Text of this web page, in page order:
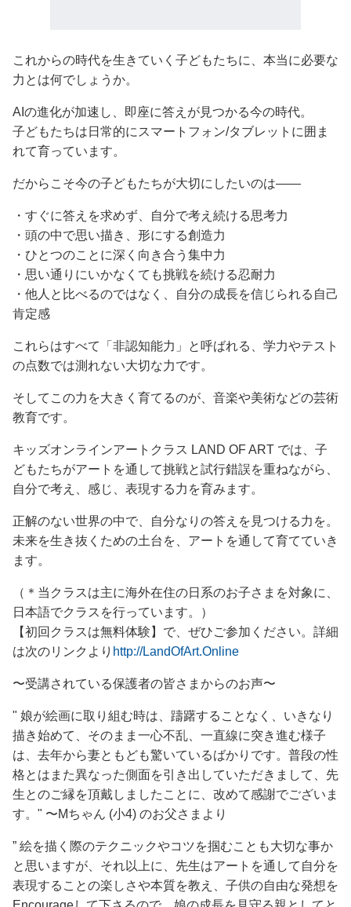
これからの時代を生きていく子どもたちに、本当に必要な
力とは何でしょうか。
AIの進化が加速し、即座に答えが見つかる今の時代。
子どもたちは日常的にスマートフォン/タブレットに囲ま
れて育っています。
だからこそ今の子どもたちが大切にしたいのは——
・すぐに答えを求めず、自分で考え続ける思考力
・頭の中で思い描き、形にする創造力
・ひとつのことに深く向き合う集中力
・思い通りにいかなくても挑戦を続ける忍耐力
・他人と比べるのではなく、自分の成長を信じられる自己
肯定感
これらはすべて「非認知能力」と呼ばれる、学力やテスト
の点数では測れない大切な力です。
そしてこの力を大きく育てるのが、音楽や美術などの芸術
教育です。
キッズオンラインアートクラス LAND OF ART では、子
どもたちがアートを通して挑戦と試行錯誤を重ねながら、
自分で考え、感じ、表現する力を育みます。
正解のない世界の中で、自分なりの答えを見つける力を。
未来を生き抜くための土台を、アートを通して育てていき
ます。
（＊当クラスは主に海外在住の日系のお子さまを対象に、
日本語でクラスを行っています。）
【初回クラスは無料体験】で、ぜひご参加ください。詳細
は次のリンクより http://LandOfArt.Online
〜受講されている保護者の皆さまからのお声〜
" 娘が絵画に取り組む時は、躊躇することなく、いきなり
描き始めて、そのまま一心不乱、一直線に突き進む様子
は、去年から妻ともども驚いているばかりです。普段の性
格とはまた異なった側面を引き出していただきまして、先
生とのご縁を頂戴しましたことに、改めて感謝でございま
す。" 〜Mちゃん (小4) のお父さまより
” 絵を描く際のテクニックやコツを掴むことも大切な事か
と思いますが、それ以上に、先生はアートを通して自分を
表現することの楽しさや本質を教え、子供の自由な発想を